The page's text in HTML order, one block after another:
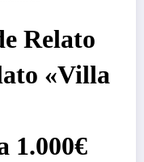
Relato
«Villa
1.000€